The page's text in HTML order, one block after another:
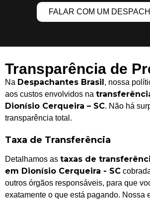
FALAR COM UM
Transparência de
Na Despachantes Brasil, nossa
aos custos envolvidos na
Dionísio Cerqueira – SC. Não há
transparência total.
Taxa de Transferência
Detalhamos as taxas de
em Dionísio Cerqueira - SC
outros órgãos responsáveis, para que
exatamente o que está pagando. Nossa